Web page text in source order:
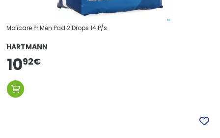
Molicare Pr Men Pad 2 Drops 14 P/s
HARTMANN
1092€